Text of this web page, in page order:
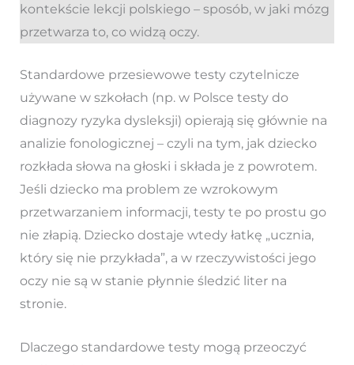
kontekście lekcji polskiego – sposób, w jaki mózg
przetwarza to, co widzą oczy.
Standardowe przesiewowe testy czytelnicze
używane w szkołach (np. w Polsce testy do
diagnozy ryzyka dysleksji) opierają się głównie na
analizie fonologicznej – czyli na tym, jak dziecko
rozkłada słowa na głoski i składa je z powrotem.
Jeśli dziecko ma problem ze wzrokowym
przetwarzaniem informacji, testy te po prostu go
nie złapią. Dziecko dostaje wtedy łatkę „ucznia,
który się nie przykłada”, a w rzeczywistości jego
oczy nie są w stanie płynnie śledzić liter na
stronie.
Dlaczego standardowe testy mogą przeoczyć